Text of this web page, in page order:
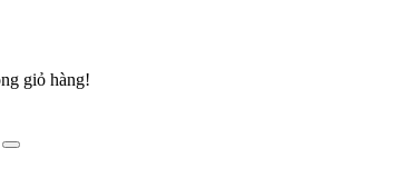
giỏ hàng!